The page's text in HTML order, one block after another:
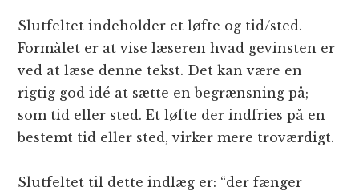
Slutfeltet indeholder et løfte og tid/sted.
Formålet er at vise læseren hvad gevinsten er
ved at læse denne tekst. Det kan være en
rigtig god idé at sætte en begrænsning på;
som tid eller sted. Et løfte der indfries på en
bestemt tid eller sted, virker mere troværdigt.
Slutfeltet til dette indlæg er: “der fænger